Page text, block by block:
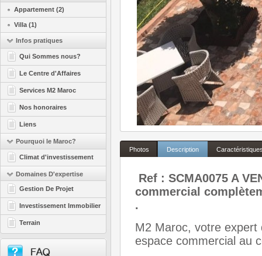
Appartement (2)
Villa (1)
Infos pratiques
Qui Sommes nous?
Le Centre d'Affaires
Services M2 Maroc
Nos honoraires
Liens
Pourquoi le Maroc?
Climat d'investissement
Domaines D'expertise
Gestion De Projet
Investissement Immobilier
Terrain
Photos Description
Ref : SCMA0075 A
commercial
.
M2 Maroc, votre expert
espace commercial au